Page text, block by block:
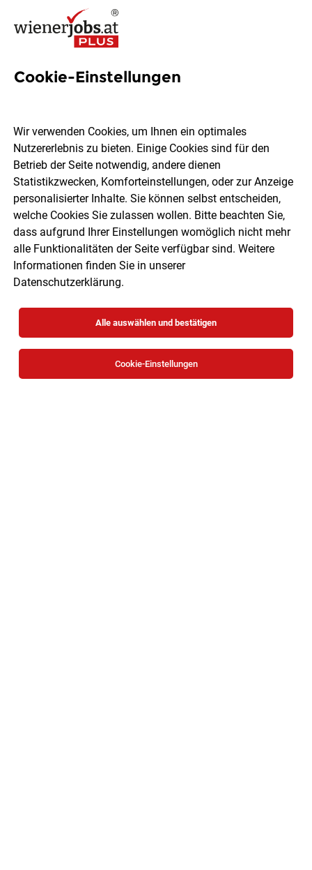
Fachberater/in im Verkauf
Baustoffe (m/w)
BAUHAUS Depot GmbH
Wien Vollzeit 05.08.2026
Cookie-Einstellungen
Wir verwenden Cookies, um Ihnen ein optimales
Nutzererlebnis zu bieten. Einige Cookies sind für den
Betrieb der Seite notwendig, andere dienen
Statistikzwecken, Komforteinstellungen, oder zur Anzeige
personalisierter Inhalte. Sie können selbst entscheiden,
welche Cookies Sie zulassen wollen. Bitte beachten Sie,
dass aufgrund Ihrer Einstellungen womöglich nicht mehr
alle Funktionalitäten der Seite verfügbar sind. Weitere
Informationen finden Sie in unserer
Datenschutzerklärung.
Alle auswählen und bestätigen
Cookie-Einstellungen